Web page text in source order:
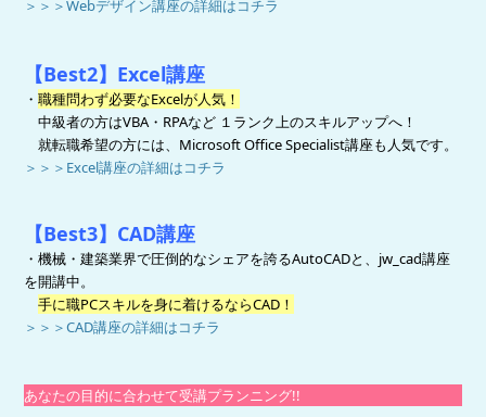
＞＞＞Webデザイン講座の詳細はコチラ
【Best2】Excel講座
・職種問わず必要なExcelが人気！
中級者の方はVBA・RPAなど １ランク上のスキルアップへ！
就転職希望の方には、Microsoft Office Specialist講座も人気です。
＞＞＞Excel講座の詳細はコチラ
【Best3】CAD講座
・機械・建築業界で圧倒的なシェアを誇るAutoCADと、jw_cad講座
を開講中。
手に職PCスキルを身に着けるならCAD！
＞＞＞CAD講座の詳細はコチラ
あなたの目的に合わせて受講プランニング!!